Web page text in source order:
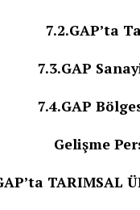
Tarıma
Sanayi
TARIMSAL